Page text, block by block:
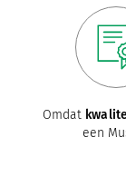
Omdat
een